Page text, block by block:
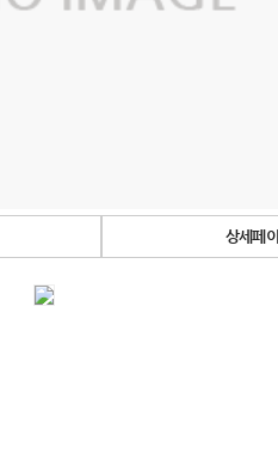
상세페